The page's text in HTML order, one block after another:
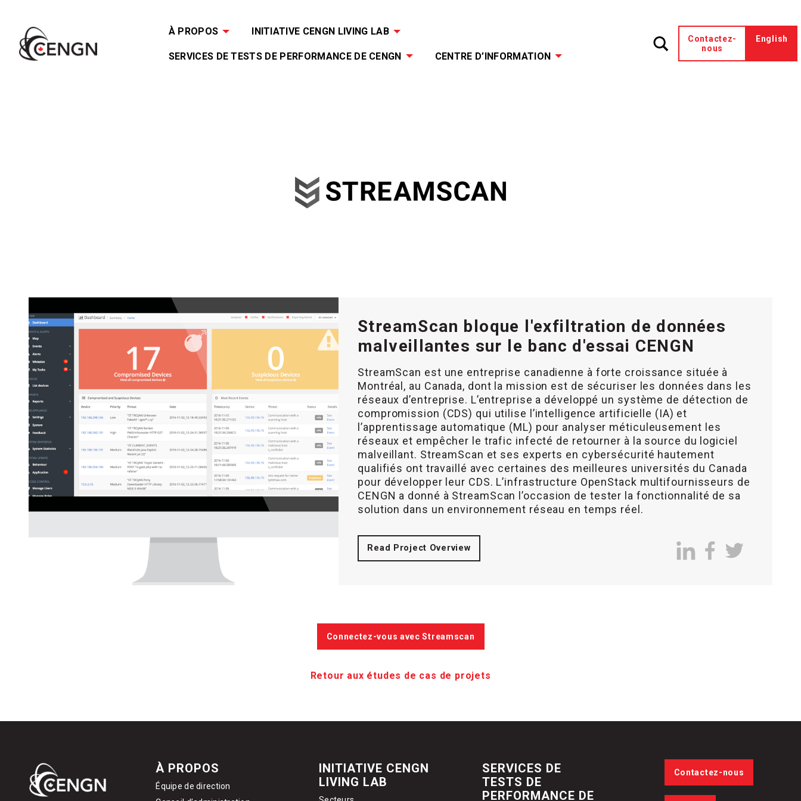
À PROPOS INITIATIVE CENGN LIVING LAB
SERVICES DE TESTS DE PERFORMANCE DE CENGN CENTRE D’INFORMATION
Contactez-
nous
English
StreamScan bloque l'exfiltration de données
malveillantes sur le banc d'essai CENGN
StreamScan est une entreprise canadienne à forte croissance située à
Montréal, au Canada, dont la mission est de sécuriser les données dans les
réseaux d’entreprise. L’entreprise a développé un système de détection de
compromission (CDS) qui utilise l’intelligence artificielle (IA) et
l’apprentissage automatique (ML) pour analyser méticuleusement les
réseaux et empêcher le trafic infecté de retourner à la source du logiciel
malveillant. StreamScan et ses experts en cybersécurité hautement
qualifiés ont travaillé avec certaines des meilleures universités du Canada
pour développer leur CDS. L’infrastructure OpenStack multifournisseurs de
CENGN a donné à StreamScan l’occasion de tester la fonctionnalité de sa
solution dans un environnement réseau en temps réel.
Read Project Overview
Connectez-vous avec Streamscan
Retour aux études de cas de projets
À PROPOS
Équipe de direction
INITIATIVE CENGN
LIVING LAB
SERVICES DE
TESTS DE
PERFORMANCE DE
Contactez-nous